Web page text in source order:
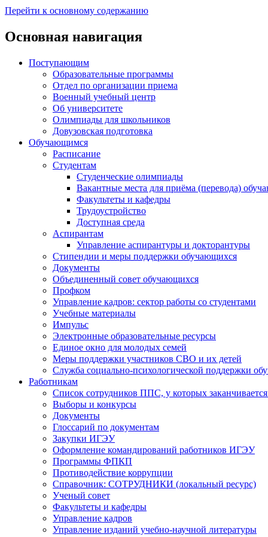
Перейти к основному содержанию
Основная навигация
Поступающим
Образовательные программы
Отдел по организации приема
Военный учебный центр
Об университете
Олимпиады для школьников
Довузовская подготовка
Обучающимся
Расписание
Студентам
Студенческие олимпиады
Вакантные места для приёма (перевода)
Факультеты и кафедры
Трудоустройство
Доступная среда
Аспирантам
Управление аспирантуры и докторантуры
Стипендии и меры поддержки обучающихся
Документы
Объединенный совет обучающихся
Профком
Управление кадров: сектор работы со студентами
Учебные материалы
Импульс
Электронные образовательные ресурсы
Единое окно для молодых семей
Меры поддержки участников СВО и их детей
Служба социально-психологической поддержки
Работникам
Список сотрудников ППС, у которых заканчивается
Выборы и конкурсы
Документы
Глоссарий по документам
Закупки ИГЭУ
Оформление командирований работников ИГЭУ
Программы ФПКП
Противодействие коррупции
Справочник: СОТРУДНИКИ (локальный ресурс)
Ученый совет
Факультеты и кафедры
Управление кадров
Управление изданий учебно-научной литературы